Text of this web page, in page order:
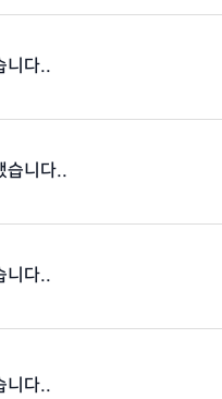
니다..
습니다..
니다..
니다..